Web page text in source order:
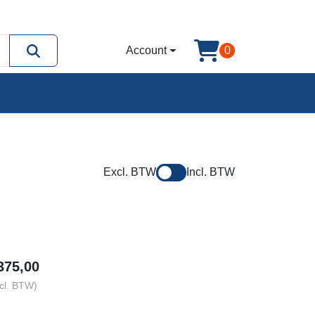
Account 0
Excl. BTW Incl. BTW
BTW)